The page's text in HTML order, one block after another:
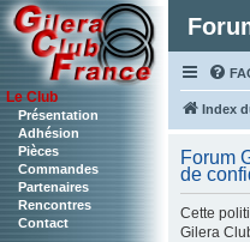
Le Club
Présentation
Adhésion
Pièces
Commandes
Partenaires
Rencontres
Contact
Index
Forum
de
Cette
Gilera